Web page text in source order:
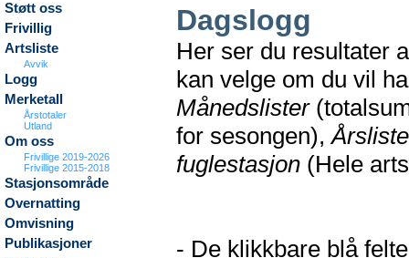
Støtt oss
Frivillig
Artsliste
Avvik
Logg
Merketall
Årstotaler
Utland
Om oss
Frivillige 2019-2026
Frivillige 2015-2018
Stasjonsområde
Overnatting
Omvisning
Publikasjoner
Dagslogg
Her ser du resultater
kan velge om du vil
Månedslister
for sesongen),
fuglestasjon (Hele
- De klikkbare blå